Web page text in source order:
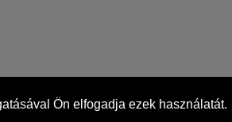
Ön elfogadja ezek használatát.
Impresszum